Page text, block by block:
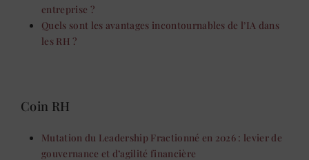
entreprise ?
Quels sont les avantages incontournables de l’IA dans
les RH ?
Coin RH
Mutation du Leadership Fractionné en 2026 : levier de
gouvernance et d’agilité financière